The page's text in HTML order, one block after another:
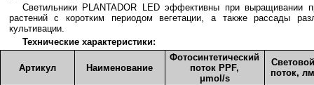
Светильники PLANTADOR LED эффективны при выращивании
растений с коротким периодом вегетации, а также рассады
культивации.
Технические характеристики:
Артикул Наименование
Фотосинтетический
поток PPF,
μmol/s
Световой
поток,